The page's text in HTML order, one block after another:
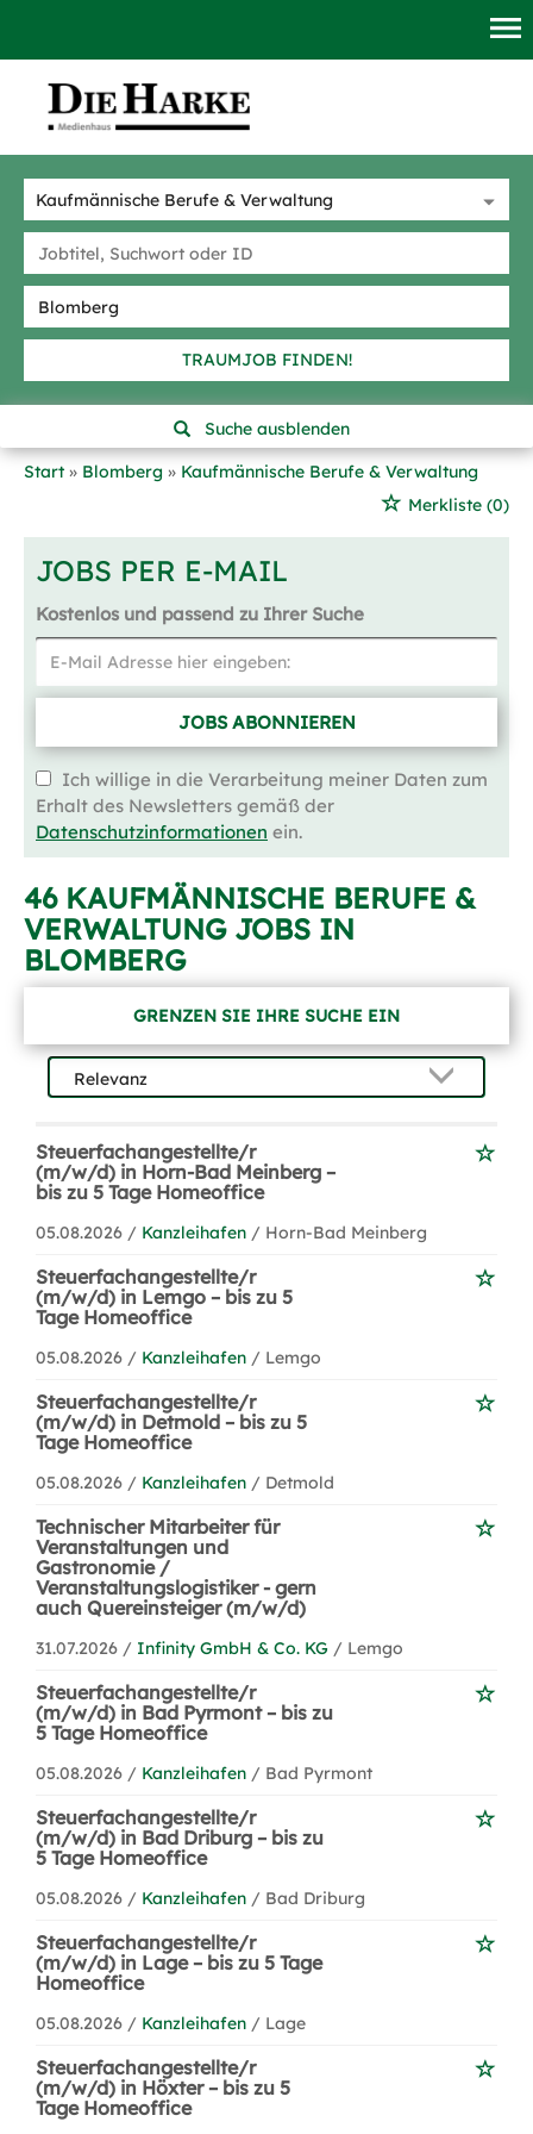
TRAUMJOB FINDEN!
Suche ausblenden
Start
Blomberg
Kaufmännische Berufe & Verwaltung
Merkliste (0)
JOBS PER E-MAIL
Kostenlos und passend zu Ihrer Suche
JOBS ABONNIEREN
Ich willige in die Verarbeitung meiner Daten zum
Erhalt des Newsletters gemäß der
Datenschutzinformationen ein.
46 KAUFMÄNNISCHE BERUFE &
VERWALTUNG JOBS IN
BLOMBERG
GRENZEN SIE IHRE SUCHE EIN
Steuerfachangestellte/r
(m/w/d) in Horn-Bad Meinberg –
bis zu 5 Tage Homeoffice
05.08.2026 / Kanzleihafen / Horn-Bad Meinberg
Steuerfachangestellte/r
(m/w/d) in Lemgo – bis zu 5
Tage Homeoffice
05.08.2026 / Kanzleihafen / Lemgo
Steuerfachangestellte/r
(m/w/d) in Detmold – bis zu 5
Tage Homeoffice
05.08.2026 / Kanzleihafen / Detmold
Technischer Mitarbeiter für
Veranstaltungen und
Gastronomie /
Veranstaltungslogistiker - gern
auch Quereinsteiger (m/w/d)
31.07.2026 / Infinity GmbH & Co. KG / Lemgo
Steuerfachangestellte/r
(m/w/d) in Bad Pyrmont – bis zu
5 Tage Homeoffice
05.08.2026 / Kanzleihafen / Bad Pyrmont
Steuerfachangestellte/r
(m/w/d) in Bad Driburg – bis zu
5 Tage Homeoffice
05.08.2026 / Kanzleihafen / Bad Driburg
Steuerfachangestellte/r
(m/w/d) in Lage – bis zu 5 Tage
Homeoffice
05.08.2026 / Kanzleihafen / Lage
Steuerfachangestellte/r
(m/w/d) in Höxter – bis zu 5
Tage Homeoffice